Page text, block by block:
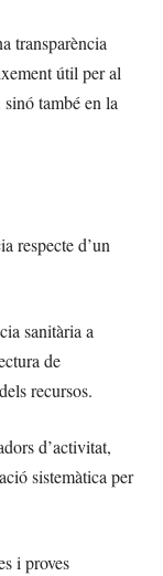
transparència
útil per al
també en la
respecte d’un
sanitària a
de
recursos.
d’activitat,
sistemàtica per
i proves